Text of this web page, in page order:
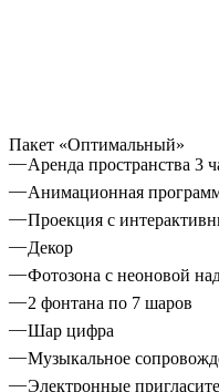
Пакет «Оптимальный»
Аренда пространства 3
Анимационная
Проекция с
Декор
Фотозона с неоновой
2 фонтана по 7 шаров
Шар цифра
Музыкальное
Электронные